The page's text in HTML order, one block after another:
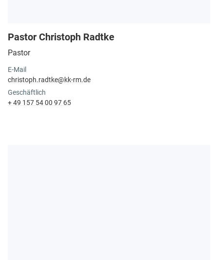
Pastor Christoph Radtke
Pastor
E-Mail
christoph.​radtke@​kk-rm.​de
Geschäftlich
+ 49 157 54 00 97 65